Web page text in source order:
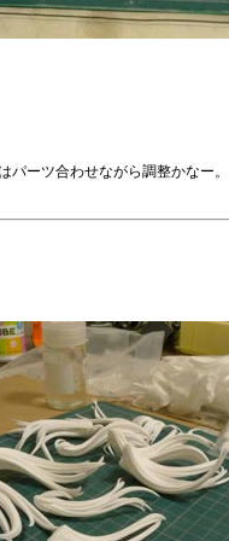
ーツ合わせながら調整かなー。